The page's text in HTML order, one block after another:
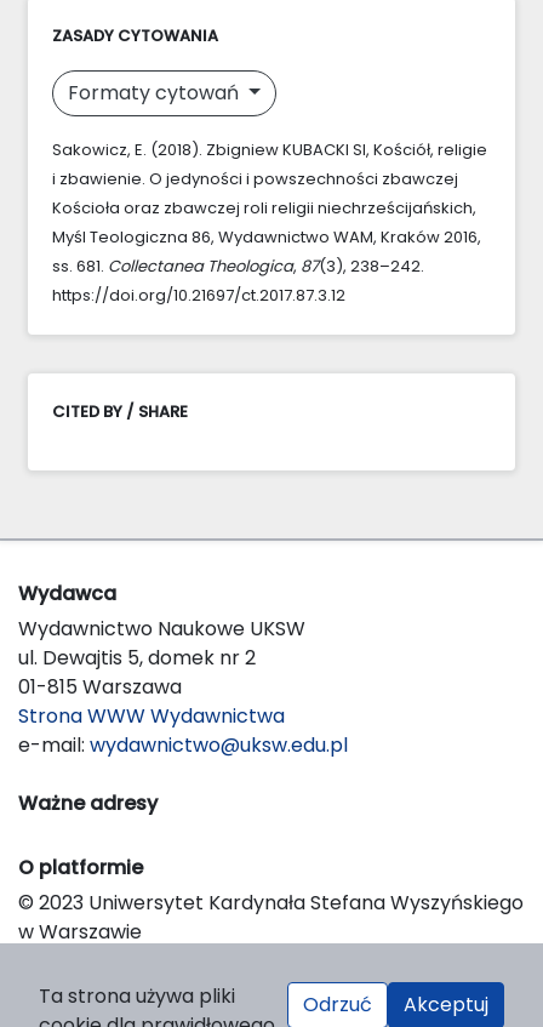
ZASADY CYTOWANIA
Formaty cytowań
Sakowicz, E. (2018). Zbigniew KUBACKI SI, Kościół, religie
i zbawienie. O jedyności i powszechności zbawczej
Kościoła oraz zbawczej roli religii niechrześcijańskich,
Myśl Teologiczna 86, Wydawnictwo WAM, Kraków 2016,
ss. 681. Collectanea Theologica, 87(3), 238–242.
https://doi.org/10.21697/ct.2017.87.3.12
CITED BY / SHARE
Wydawca
Wydawnictwo Naukowe UKSW
ul. Dewajtis 5, domek nr 2
01-815 Warszawa
Strona WWW Wydawnictwa
e-mail: wydawnictwo@uksw.edu.pl
Ważne adresy
O platformie
© 2023 Uniwersytet Kardynała Stefana Wyszyńskiego
w Warszawie
Platform & Workflow by OJS/PKP
Ta strona używa pliki
Odrzuć Akceptuj